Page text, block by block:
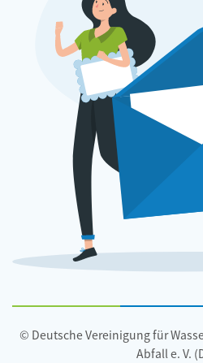
© Deutsche Vereinigung für
Abfall e. V.